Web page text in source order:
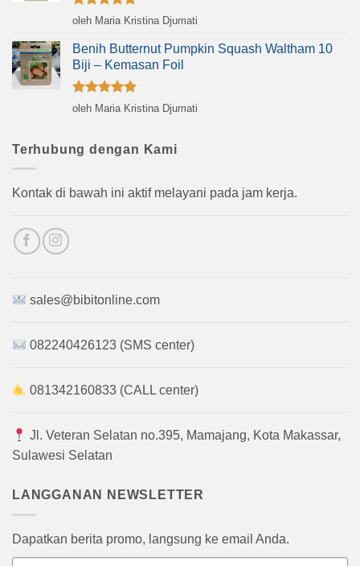
Dinilai5
oleh Maria Kristina Djumati
Benih Butternut Pumpkin Squash Waltham 10
Biji – Kemasan Foil
Dinilai5
oleh Maria Kristina Djumati
Terhubung dengan Kami
Kontak di bawah ini aktif melayani pada jam kerja.
sales@bibitonline.com
082240426123 (SMS center)
081342160833 (CALL center)
Jl. Veteran Selatan no.395, Mamajang, Kota Makassar,
Sulawesi Selatan
LANGGANAN NEWSLETTER
Dapatkan berita promo, langsung ke email Anda.